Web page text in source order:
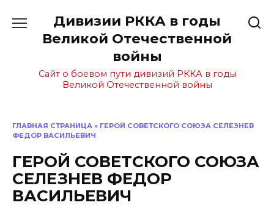
содержанию
Дивизии РККА в годы
Великой Отечественной
войны
Сайт о боевом пути дивизий РККА в годы
Великой Отечественной войны
ГЛАВНАЯ СТРАНИЦА » ГЕРОЙ СОВЕТСКОГО СОЮЗА СЕЛЕЗНЕВ
ФЕДОР ВАСИЛЬЕВИЧ
ГЕРОЙ СОВЕТСКОГО СОЮЗА
СЕЛЕЗНЕВ ФЕДОР
ВАСИЛЬЕВИЧ